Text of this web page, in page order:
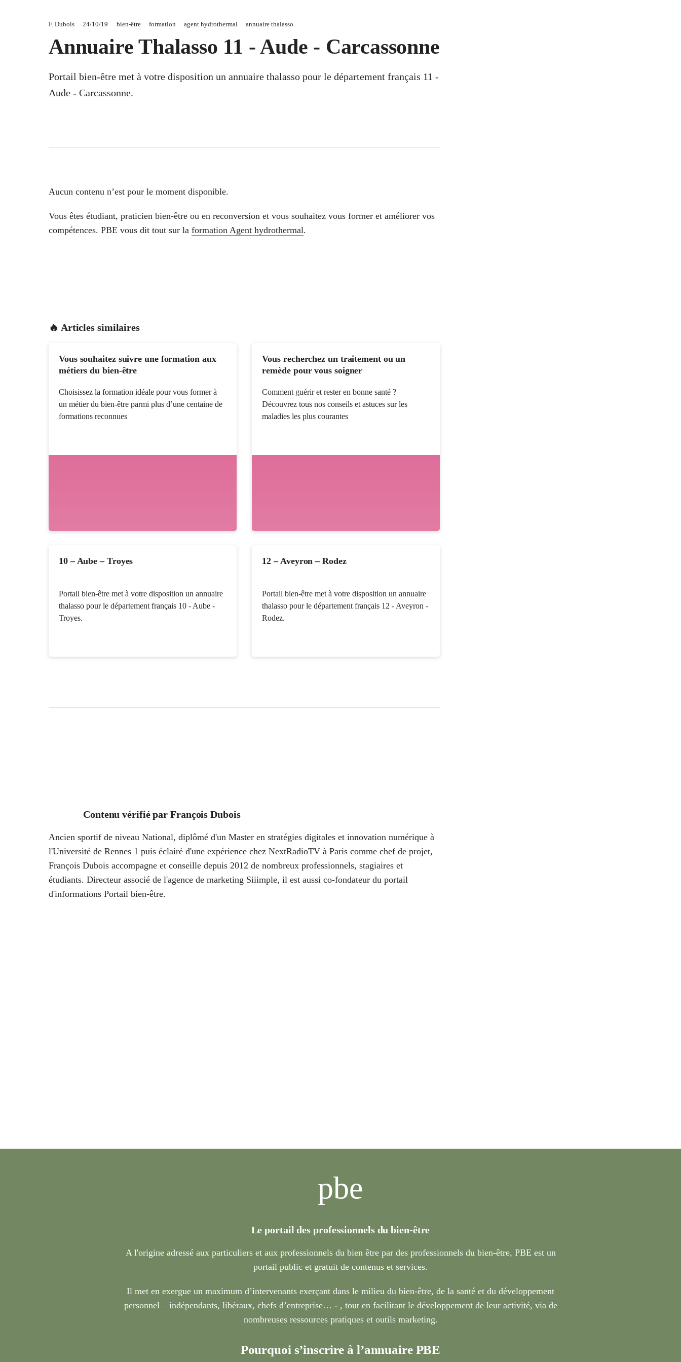
F. Dubois 24/10/19 bien-être formation agent hydrothermal annuaire thalasso
Annuaire Thalasso 11 - Aude - Carcassonne
Portail bien-être met à votre disposition un annuaire thalasso pour le département français 11 -
Aude - Carcassonne.
Aucun contenu n’est pour le moment disponible.
Vous êtes étudiant, praticien bien-être ou en reconversion et vous souhaitez vous former et améliorer vos
compétences. PBE vous dit tout sur la formation Agent hydrothermal.
🔥 Articles similaires
Vous souhaitez suivre une formation aux
métiers du bien-être
Choisissez la formation idéale pour vous former à
un métier du bien-être parmi plus d’une centaine de
formations reconnues
Vous recherchez un traitement ou un
remède pour vous soigner
Comment guérir et rester en bonne santé ?
Découvrez tous nos conseils et astuces sur les
maladies les plus courantes
10 – Aube – Troyes
Portail bien-être met à votre disposition un annuaire
thalasso pour le département français 10 - Aube -
Troyes.
12 – Aveyron – Rodez
Portail bien-être met à votre disposition un annuaire
thalasso pour le département français 12 - Aveyron -
Rodez.
Contenu vérifié par François Dubois
Ancien sportif de niveau National, diplômé d'un Master en stratégies digitales et innovation numérique à
l'Université de Rennes 1 puis éclairé d'une expérience chez NextRadioTV à Paris comme chef de projet,
François Dubois accompagne et conseille depuis 2012 de nombreux professionnels, stagiaires et
étudiants. Directeur associé de l'agence de marketing Siiimple, il est aussi co-fondateur du portail
d'informations Portail bien-être.
pbe
Le portail des professionnels du bien-être
A l'origine adressé aux particuliers et aux professionnels du bien être par des professionnels du bien-être, PBE est un
portail public et gratuit de contenus et services.
Il met en exergue un maximum d’intervenants exerçant dans le milieu du bien-être, de la santé et du développement
personnel – indépendants, libéraux, chefs d’entreprise… - , tout en facilitant le développement de leur activité, via de
nombreuses ressources pratiques et outils marketing.
Pourquoi s’inscrire à l’annuaire PBE